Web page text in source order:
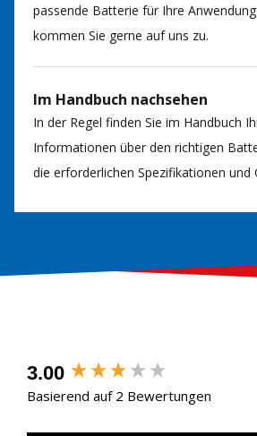
passende Batterie für Ihre
kommen Sie gerne auf uns zu.
Im Handbuch nachsehen
In der Regel finden Sie im Handbuch
Informationen über den richtigen
die erforderlichen Spezifikationen und
3.00
Basierend auf 2 Bewertungen